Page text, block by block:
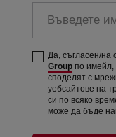
Да, съгласен/на
Group по
споделят с
уебсайтове на
си по всяко
може да бъде